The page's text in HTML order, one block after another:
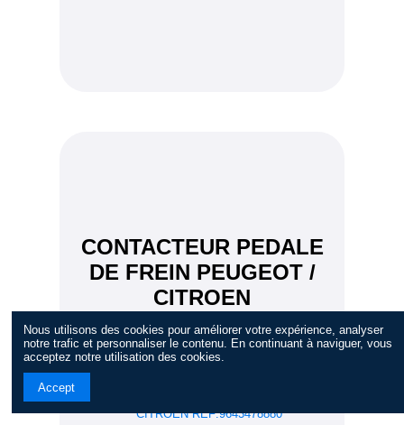
CONTACTEUR PEDALE
DE FREIN PEUGEOT /
CITROEN
REF:9643478880
Nous utilisons des cookies pour améliorer votre expérience, analyser
notre trafic et personnaliser le contenu. En continuant à naviguer, vous
acceptez notre utilisation des cookies.
Accept